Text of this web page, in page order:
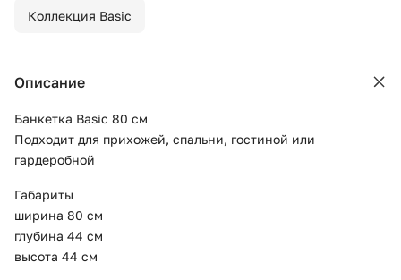
Коллекция Basic
Описание
Банкетка Basic 80 см
Подходит для прихожей, спальни, гостиной или
гардеробной
Габариты
ширина 80 см
глубина 44 см
высота 44 см